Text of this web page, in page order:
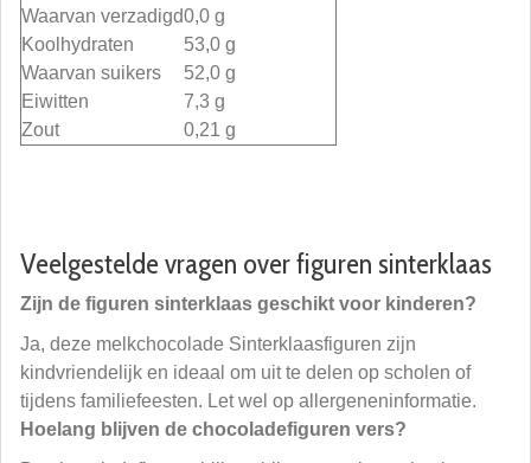
Waarvan verzadigd0,0 g
Koolhydraten
53,0 g
Waarvan suikers
52,0 g
Eiwitten
7,3 g
Zout
0,21 g
Veelgestelde vragen over figuren sinterklaas
Zijn de figuren sinterklaas geschikt voor kinderen?
Ja, deze melkchocolade Sinterklaasfiguren zijn
kindvriendelijk en ideaal om uit te delen op scholen of
tijdens familiefeesten. Let wel op allergeneninformatie.
Hoelang blijven de chocoladefiguren vers?